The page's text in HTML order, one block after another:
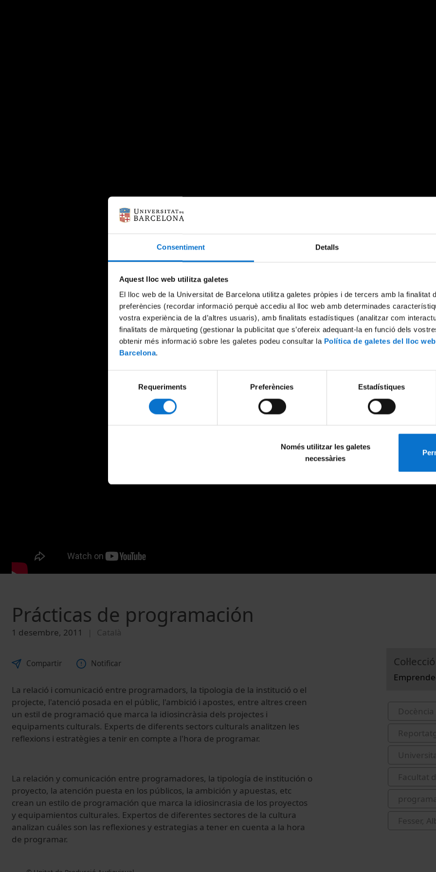
Consentiment Detalls
Aquest lloc web utilitza galetes
El lloc web de la Universitat de Barcelona utilitza galetes pròpies i de tercers amb la finalitat
preferències (recordar informació perquè accediu al lloc web amb determinades
vostra experiència de la d’altres usuaris), amb finalitats estadístiques (analitzar com
finalitats de màrqueting (gestionar la publicitat que s’ofereix adequant-la en funció dels
obtenir més informació sobre les galetes podeu consultar la Política de galetes del lloc
Barcelona.
Requeriments Preferències Estadístiques
Només utilitzar les galetes
necessàries
Prácticas de programación
1 desembre, 2011 Català
Compartir Notificar
La relació i comunicació entre programadors, la tipologia de la institució o el
projecte, l'atenció posada en el públic, l'ambició i apostes, entre altres creen
un estil de programació que marca la idiosincràsia dels projectes i
equipaments culturals. Experts de diferents sectors culturals analitzen les
reflexions i estratègies a tenir en compte a l'hora de programar.
La relación y comunicación entre programadores, la tipología de institución o
proyecto, la atención puesta en los públicos, la ambición y apuestas, etc
crean un estilo de programación que marca la idiosincrasia de los proyectos
y equipamientos culturales. Expertos de diferentes sectores de la cultura
analizan cuáles son las reflexiones y estrategias a tener en cuenta a la hora
de programar.
Col·lecció
Docència
Facultat
Fesser,